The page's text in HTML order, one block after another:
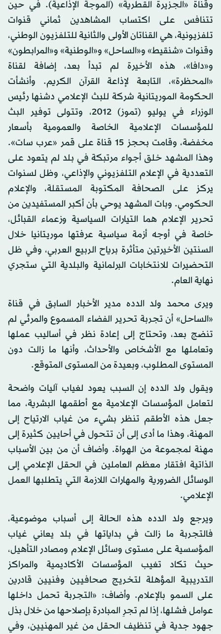
وقناة «الجزيرة القطرية» (الموجة الإذاعية). في حين
تتنافس على اكتساب المشاهدين ثماني قنوات
تلفزيونية، هي القناتان الأولى والثانية للتلفزيون الوطني،
وقنوات «شنقيط» و«الساحل» و«الوطنية» و«المرابطون»
و«دافا»، هذه الأخيرة لم تبدأ بعد، إضافة لقناة
«المحظرة»، التابعة لإذاعة القرآن الكريم. وأنشأت
الحكومة الموريتانية شركة للبث الإعلامي دشنها رئيس
الوزراء في يوليو (تموز) 2012، وتتولى توفير البث
للمؤسسات الإعلامية الخاصة والعمومية بأسعار
مخفضة، وقامت بحجز 15 قناة على قمر «عرب سات».
وهذا المشهد خلق أجواء مرتبكة في بلد لم يتعود على
التعددية في الإعلام التلفزيوني والإذاعي، وظل لسنوات
يركز على الصحافة المكتوبة المستقلة، والإعلام
الحكومي. وبات المشهد يوحي بأن أكبر المستفيدين من
تحرير الإعلام هما التيارات السياسية وزعماء القبائل،
خاصة في أوجه أزمة سياسية عرفتها موريتانيا خلال
السنتين الأخيرتين متأثرة برياح الربيع العربي، وفي ظل
التحضيرات للانتخابات البرلمانية والبلدية التي ستجري
نهاية العام.
ويرى محمد ولد الدده مدير الأخبار السابق في قناة
«الساحل» أن تجربة تحرير الفضاء المسموع والمرئي لم
تنضج بعد، وتحتاج إلى إعادة نظر في أساليب عملها
وتعاملها مع الأشخاص والأحداث، وأنها ما زالت دون
المستوى المطلوب، وبعيدة من المستوى المتوقع.
ويقول ولد الدده إن السبب يعود لغياب آليات واضحة
لتعامل المؤسسات الإعلامية مع أطقمها البشرية، مما
جعل هذه الأطقم تنظر بشيء من غياب الارتياح إلى
المهنة، وهذا ما أدى إلى أن تتحول في أحايين كثيرة إلى
مهنة لمجموعة من الهواة. وأضاف أن من بين الأسباب
الذاتية افتقار معظم العاملين في الحقل الإعلامي إلى
الوسائل الضرورية والمهارات اللازمة التي يتطلبها العمل
الإعلامي.
ويرجع ولد الدده هذه الحالة إلى أسباب موضوعية،
فالتجربة ما زالت في بداياتها في بلد يعاني غياب
المؤسسية على مستوى وسائل الإعلام ومصادر التأهيل،
حيث تكاد تغيب المؤسسات الأكاديمية والمراكز
التدريبية المؤهلة لتخريج صحافيين وفنيين قادرين
على السمو بالإعلام. وأضاف: «التجربة تحمل داخلها
عوامل فشلها، إذا لم تجرِ المبادرة بإصلاحها من خلال بذل
جهود جدية في تنظيف الحقل من غير المهنيين، وفي